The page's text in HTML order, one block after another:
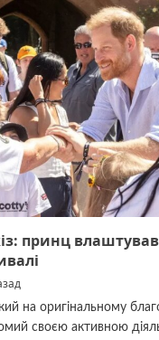
принц
на оригінальному
своєю активною